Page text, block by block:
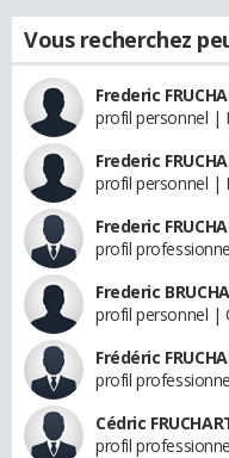
Vous recherchez
Frederic
profil personnel |
Frederic
profil personnel |
Frederic
profil
Frederic
profil personnel |
Frédéric
profil
Cédric
profil